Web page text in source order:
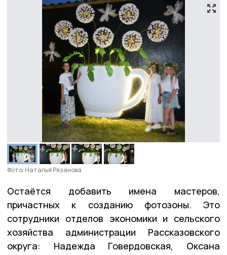
Фото: Наталья Рязанова
Остаётся добавить имена мастеров,
причастных к созданию фотозоны. Это
сотрудники отделов экономики и сельского
хозяйства администрации Рассказовского
округа: Надежда Говердовская, Оксана